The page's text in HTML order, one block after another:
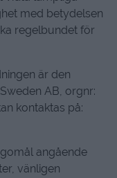
med betydelsen
regelbundet för
är den
AB, orgnr:
kontaktas på:
angående
vänligen